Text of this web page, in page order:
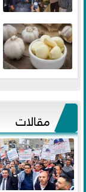
مقالات